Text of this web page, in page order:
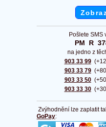
Pošlete SMS
PM  R
na jedno z
903 33 99
903 33 79
903 33 50
903 33 30
(+80
(+50
(+30
Zvýhodnění lze zaplatit
GoPay: